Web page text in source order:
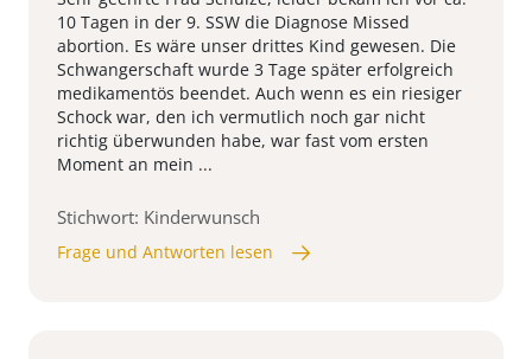
10 Tagen in der 9. SSW die Diagnose Missed
abortion. Es wäre unser drittes Kind gewesen. Die
Schwangerschaft wurde 3 Tage später erfolgreich
medikamentös beendet. Auch wenn es ein riesiger
Schock war, den ich vermutlich noch gar nicht
richtig überwunden habe, war fast vom ersten
Moment an mein ...
Stichwort: Kinderwunsch
Frage und Antworten lesen